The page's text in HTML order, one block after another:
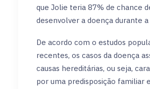
que Jolie teria 87% de chance
desenvolver a doença durante a
De acordo com o estudos
recentes, os casos da doença
causas hereditárias, ou seja,
por uma predisposição familiar